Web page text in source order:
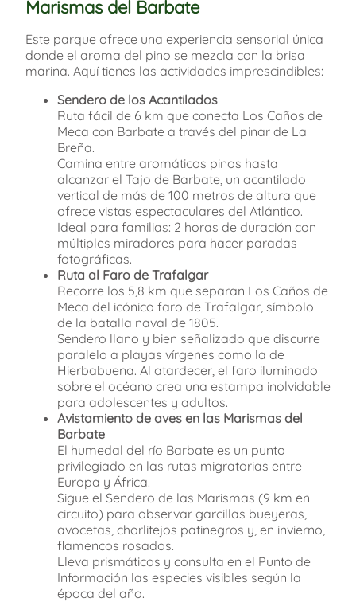
Marismas del Barbate
Este parque ofrece una experiencia sensorial única
donde el aroma del pino se mezcla con la brisa
marina. Aquí tienes las actividades imprescindibles:
Sendero de los Acantilados
Ruta fácil de 6 km que conecta Los Caños de
Meca con Barbate a través del pinar de La
Breña.
Camina entre aromáticos pinos hasta
alcanzar el Tajo de Barbate, un acantilado
vertical de más de 100 metros de altura que
ofrece vistas espectaculares del Atlántico.
Ideal para familias: 2 horas de duración con
múltiples miradores para hacer paradas
fotográficas.
Ruta al Faro de Trafalgar
Recorre los 5,8 km que separan Los Caños de
Meca del icónico faro de Trafalgar, símbolo
de la batalla naval de 1805.
Sendero llano y bien señalizado que discurre
paralelo a playas vírgenes como la de
Hierbabuena. Al atardecer, el faro iluminado
sobre el océano crea una estampa inolvidable
para adolescentes y adultos.
Avistamiento de aves en las Marismas del
Barbate
El humedal del río Barbate es un punto
privilegiado en las rutas migratorias entre
Europa y África.
Sigue el Sendero de las Marismas (9 km en
circuito) para observar garcillas bueyeras,
avocetas, chorlitejos patinegros y, en invierno,
flamencos rosados.
Lleva prismáticos y consulta en el Punto de
Información las especies visibles según la
época del año.